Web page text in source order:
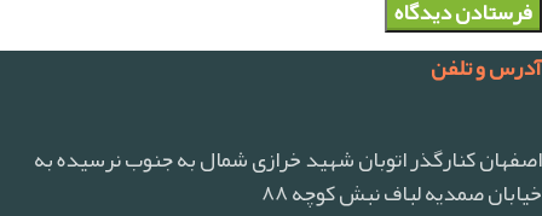
آدرس و تلفن
اصفهان کنارگذر اتوبان شهید خرازی شمال به جنوب نرسیده به
خیابان صمدیه لباف نبش کوچه ۸۸